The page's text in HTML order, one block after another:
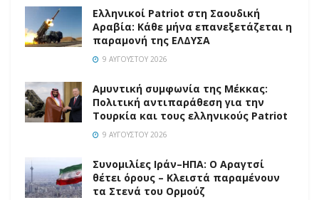
Ελληνικοί Patriot στη Σαουδική
Αραβία: Κάθε μήνα επανεξετάζεται η
παραμονή της ΕΛΔΥΣΑ
9 ΑΥΓΟΎΣΤΟΥ 2026
Αμυντική συμφωνία της Μέκκας:
Πολιτική αντιπαράθεση για την
Τουρκία και τους ελληνικούς Patriot
9 ΑΥΓΟΎΣΤΟΥ 2026
Συνομιλίες Ιράν–ΗΠΑ: Ο Αραγτσί
θέτει όρους – Κλειστά παραμένουν
τα Στενά του Ορμούζ